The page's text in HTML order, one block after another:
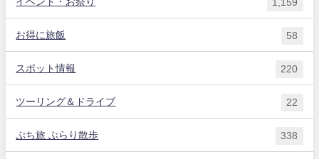
お得に旅飯 58
スポット情報 220
ツーリング＆ドライブ 22
ぷち旅 ぶらり散歩 338